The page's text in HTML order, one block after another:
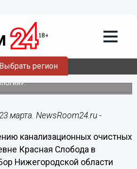
Выбрать регион
Красную Слободу
очистных сооружений ведется в
марта. NewsRoom24.ru -
канализационных очистных
Красная Слобода в
Нижегородской области